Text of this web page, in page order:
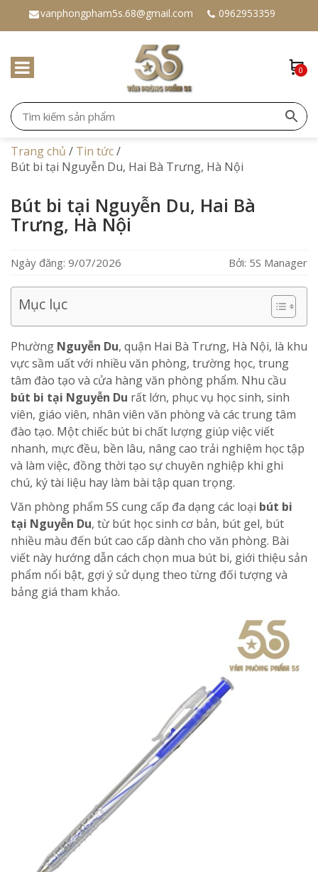
vanphongpham5s.68@gmail.com 0962953359
0
Trang chủ / Tin tức/
Bút bi tại Nguyễn Du, Hai Bà Trưng, Hà Nội
Bút bi tại Nguyễn Du, Hai Bà
Trưng, Hà Nội
Ngày đăng: 9/07/2026 Bởi: 5S Manager
Mục lục
Phường Nguyễn Du, quận Hai Bà Trưng, Hà Nội, là khu
vực sầm uất với nhiều văn phòng, trường học, trung
tâm đào tạo và cửa hàng văn phòng phẩm. Nhu cầu
bút bi tại Nguyễn Du rất lớn, phục vụ học sinh, sinh
viên, giáo viên, nhân viên văn phòng và các trung tâm
đào tạo. Một chiếc bút bi chất lượng giúp việc viết
nhanh, mực đều, bền lâu, nâng cao trải nghiệm học tập
và làm việc, đồng thời tạo sự chuyên nghiệp khi ghi
chú, ký tài liệu hay làm bài tập quan trọng.
Văn phòng phẩm 5S cung cấp đa dạng các loại bút bi
tại Nguyễn Du, từ bút học sinh cơ bản, bút gel, bút
nhiều màu đến bút cao cấp dành cho văn phòng. Bài
viết này hướng dẫn cách chọn mua bút bi, giới thiệu sản
phẩm nổi bật, gợi ý sử dụng theo từng đối tượng và
bảng giá tham khảo.